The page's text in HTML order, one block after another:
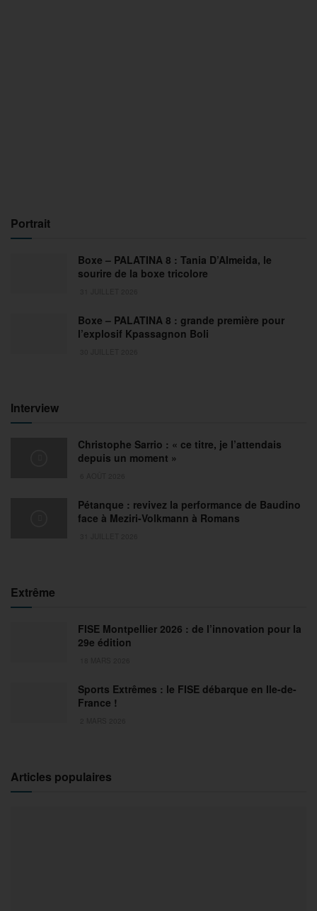
Portrait
Boxe – PALATINA 8 : Tania D’Almeida, le
sourire de la boxe tricolore
Boxe – PALATINA 8 : grande première pour
l’explosif Kpassagnon Boli
Interview
Christophe Sarrio : « ce titre, je l’attendais
depuis un moment »
Pétanque : revivez la performance de Baudino
face à Meziri-Volkmann à Romans
Extrême
FISE Montpellier 2026 : de l’innovation pour la
29e édition
Sports Extrêmes : le FISE débarque en Ile-de-
France !
Articles populaires